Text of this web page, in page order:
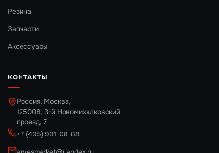
Резина
Запчасти
Аксессуары
КОНТАКТЫ
Россия, Москва,
125008, 3-й Новомихалковский
проезд, 7
+7 (495) 991-68-88